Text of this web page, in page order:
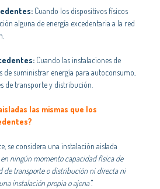
Cuando los dispositivos físicos
alguna de energía excedentaria a la red
Cuando las instalaciones de
de suministrar energía para autoconsumo,
de transporte y distribución.
las mismas que los
?
se considera una instalación aislada
ningún momento capacidad física de
de transporte o distribución ni directa ni
instalación propia o ajena”.